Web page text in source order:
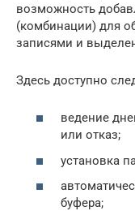
возможность
(комбинации) для
записями и
Здесь доступно
ведение
или отказ;
установка
буфера;